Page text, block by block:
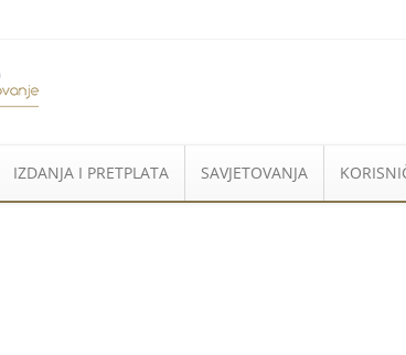
IZDANJA I PRETPLATA SAVJETOVANJA